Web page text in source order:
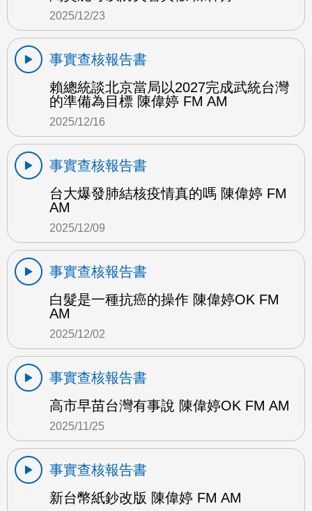
2025/12/23
事實查核報告書
賴總統談北京當局以2027完成武統台灣
的準備為目標 陳偉婷 FM AM
2025/12/16
事實查核報告書
台大爆發肺結核疫情真的嗎 陳偉婷 FM
AM
2025/12/09
事實查核報告書
白髮是一種抗癌的操作 陳偉婷OK FM
AM
2025/12/02
事實查核報告書
高市早苗台灣有事說 陳偉婷OK FM AM
2025/11/25
事實查核報告書
新台幣紙鈔改版 陳偉婷 FM AM